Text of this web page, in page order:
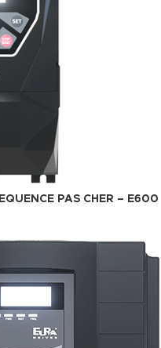
PAS CHER – E600